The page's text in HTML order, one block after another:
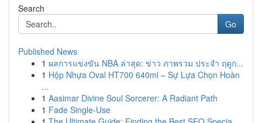
Search
Go
Published News
1 ผลการแข่งขัน NBA ล่าสุด: ข่าว ภาพรวม ประจำ ฤดูก...
1 Hộp Nhựa Oval HT700 640ml – Sự Lựa Chọn Hoàn
...
1 Aasimar Divine Soul Sorcerer: A Radiant Path
1 Fade Single-Use